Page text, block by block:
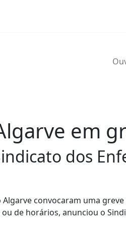
em
dos
convocaram uma
de horários, anunciou o